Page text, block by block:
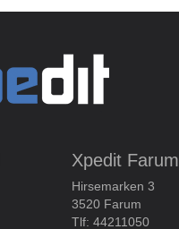
Xpedit Farum
Hirsemarken 3
3520 Farum
Tlf: 44211050